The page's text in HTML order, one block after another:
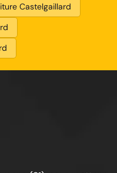
Castelgaillard